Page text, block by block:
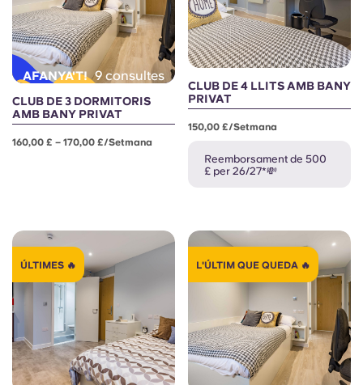
Català
Deutsch
Italian
AFANYA'T! 9 consultes
CLUB DE 3 DORMITORIS
AMB BANY PRIVAT
160,00 £ – 170,00 £/setmana
CLUB DE 4 LLITS AMB BANY
PRIVAT
150,00 £/setmana
Reemborsament de 500
£ per 26/27*💸
ÚLTIMES 🔥 L'ÚLTIM QUE QUEDA 🔥